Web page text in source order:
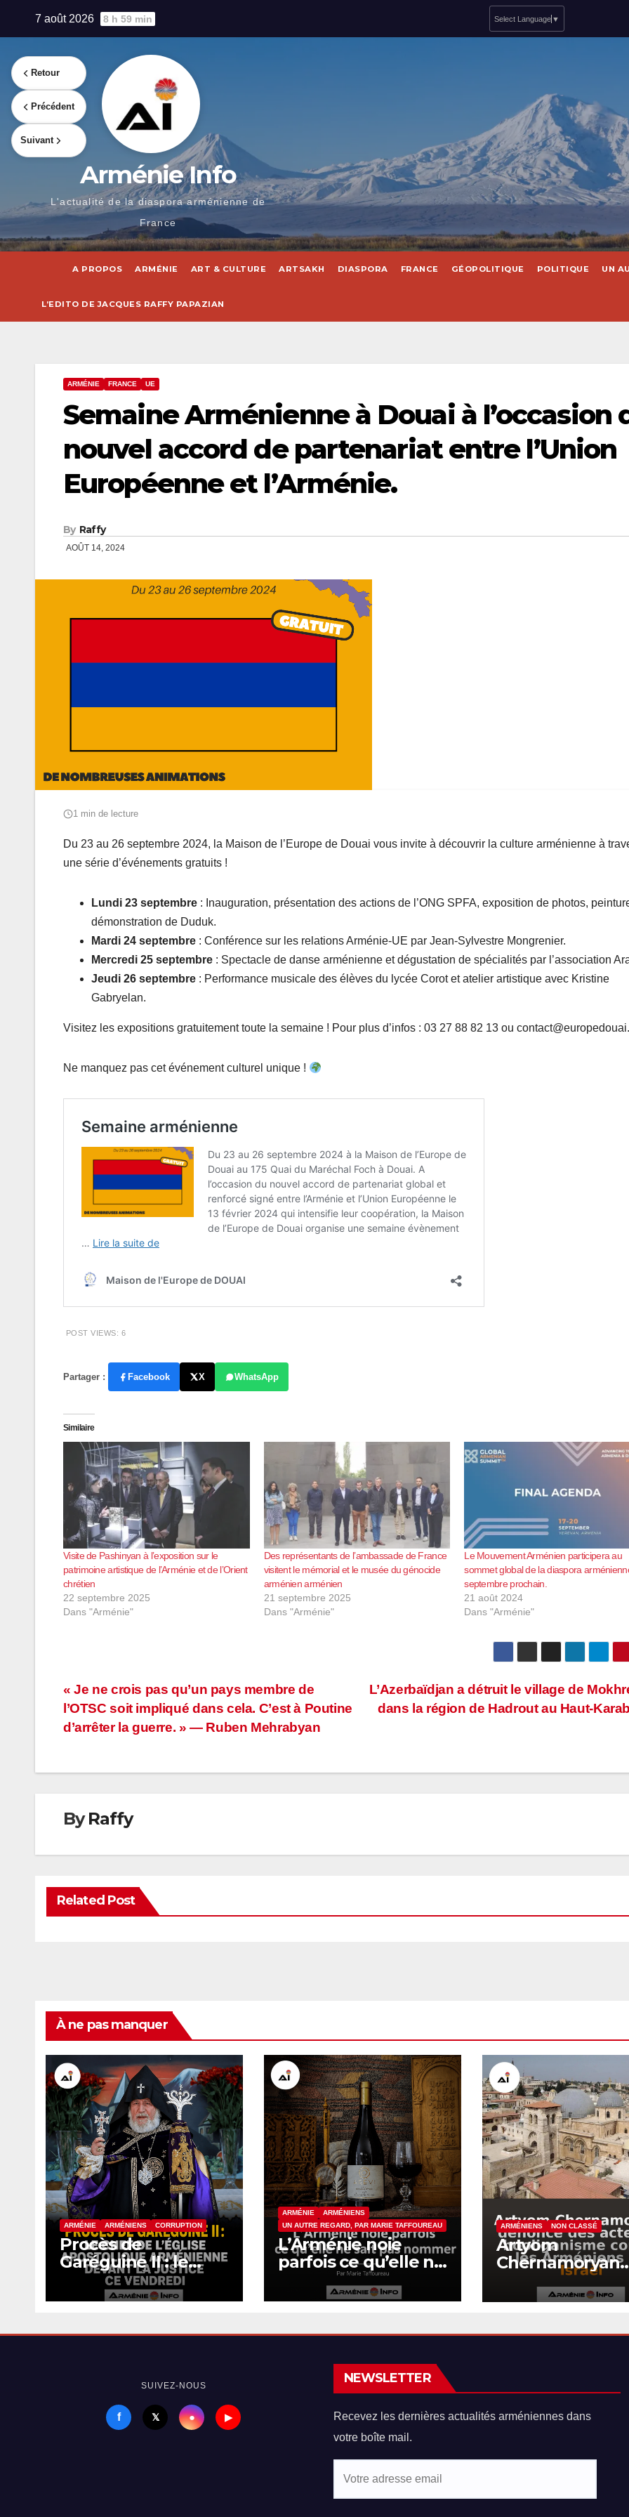
7 août 2026 8 h 59 min Select Language ▼
Arménie Info
L'actualité de la diaspora arménienne de
France
A PROPOS ARMÉNIE ART & CULTURE ARTSAKH DIASPORA FRANCE GÉOPOLITIQUE POLITIQUE UN
L’EDITO DE JACQUES RAFFY PAPAZIAN
ARMÉNIE FRANCE UE
Semaine Arménienne à Douai à l’occasion
nouvel accord de partenariat entre l’Union
Européenne et l’Arménie.
By Raffy
AOÛT 14, 2024
1 min de lecture
Du 23 au 26 septembre 2024, la Maison de l’Europe de Douai vous invite à découvrir la culture arménienne à
une série d’événements gratuits !
Lundi 23 septembre : Inauguration, présentation des actions de l’ONG SPFA, exposition de photos,
démonstration de Duduk.
Mardi 24 septembre : Conférence sur les relations Arménie-UE par Jean-Sylvestre Mongrenier.
Mercredi 25 septembre : Spectacle de danse arménienne et dégustation de spécialités par l’association
Jeudi 26 septembre : Performance musicale des élèves du lycée Corot et atelier artistique avec Kristine
Gabryelan.
Visitez les expositions gratuitement toute la semaine ! Pour plus d’infos : 03 27 88 82 13 ou
Ne manquez pas cet événement culturel unique !
POST VIEWS: 6
Partager : Facebook X WhatsApp
Similaire
Visite de Pashinyan à l’exposition sur le
patrimoine artistique de l’Arménie et de l’Orient
chrétien
22 septembre 2025
Dans "Arménie"
Des représentants de l’ambassade de France
visitent le mémorial et le musée du génocide
arménien arménien
21 septembre 2025
Dans "Arménie"
Le Mouvement Arménien participera au
sommet global de la diaspora
septembre prochain.
21 août 2024
Dans "Arménie"
Navigation
de
L’Azerbaïdjan a détruit le village de
dans la région de Hadrout au Haut-
« Je ne crois pas qu’un pays membre de
l’OTSC soit impliqué dans cela. C’est à Poutine
d’arrêter la guerre. » — Ruben Mehrabyan
ByRaffy
Related Post
À ne pas manquer
ARMÉNIE ARMÉNIENS CORRUPTION
Procès de
Garéguine II : le
chef de l’Église
apostolique
la justice ce
ARMÉNIE
ARMÉNIENS
UN AUTRE REGARD, PAR MARIE TAFFOUREAU
L’Arménie noie
parfois ce qu’elle ne
sait pas nommer
ARMÉNIENS NON CLASSÉ
Artyom
Chernamoryan
dénonce des
de
Arméniens en
SUIVEZ-NOUS
f 𝕏 ● ▶
NEWSLETTER
Recevez les dernières actualités arméniennes dans
votre boîte mail.
Retour
Précédent
Suivant